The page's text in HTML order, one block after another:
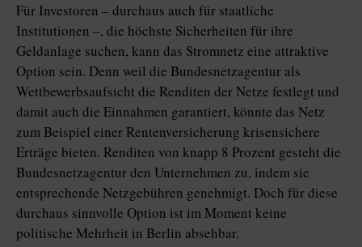
Für Investoren – durchaus auch für staatliche
Institutionen –, die höchste Sicherheiten für ihre
Geldanlage suchen, kann das Stromnetz eine attraktive
Option sein. Denn weil die Bundesnetzagentur als
Wettbewerbsaufsicht die Renditen der Netze festlegt und
damit auch die Einnahmen garantiert, könnte das Netz
zum Beispiel einer Rentenversicherung krisensichere
Erträge bieten. Renditen von knapp 8 Prozent gesteht die
Bundesnetzagentur den Unternehmen zu, indem sie
entsprechende Netzgebühren genehmigt. Doch für diese
durchaus sinnvolle Option ist im Moment keine
politische Mehrheit in Berlin absehbar.